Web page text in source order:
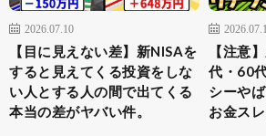
2026.07.10
【目に見えない差】新NISAを
すると見えてくる投資をしな
い人とする人の間で出てくる
本当の差がヤバい件。
【注意
代・60
シーや
お金スレ